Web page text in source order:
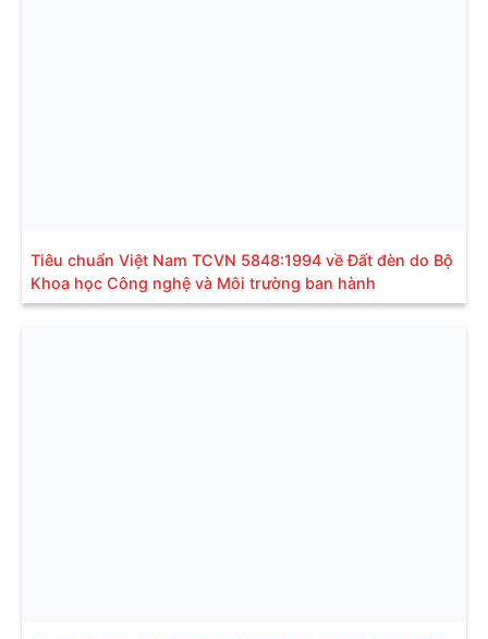
Tiêu chuẩn Việt Nam TCVN 5848:1994 về Đất đèn do Bộ
Khoa học Công nghệ và Môi trường ban hành